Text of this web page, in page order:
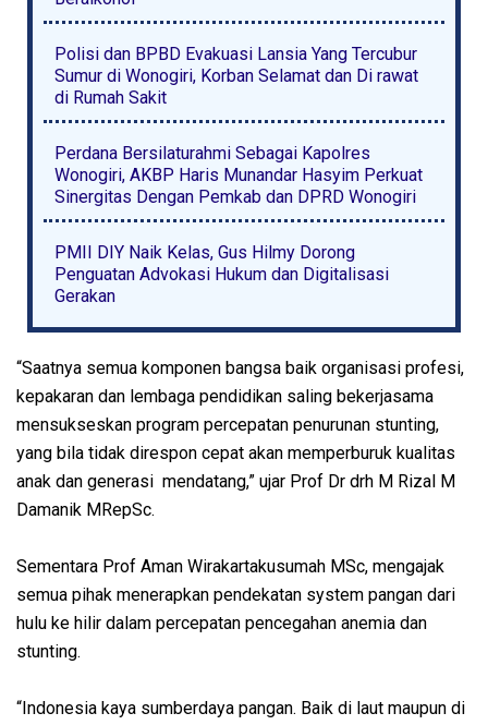
Polisi dan BPBD Evakuasi Lansia Yang Tercubur
Sumur di Wonogiri, Korban Selamat dan Di rawat
di Rumah Sakit
Perdana Bersilaturahmi Sebagai Kapolres
Wonogiri, AKBP Haris Munandar Hasyim Perkuat
Sinergitas Dengan Pemkab dan DPRD Wonogiri
PMII DIY Naik Kelas, Gus Hilmy Dorong
Penguatan Advokasi Hukum dan Digitalisasi
Gerakan
“Saatnya semua komponen bangsa baik organisasi profesi,
kepakaran dan lembaga pendidikan saling bekerjasama
mensukseskan program percepatan penurunan stunting,
yang bila tidak direspon cepat akan memperburuk kualitas
anak dan generasi mendatang,” ujar Prof Dr drh M Rizal M
Damanik MRepSc.
Sementara Prof Aman Wirakartakusumah MSc, mengajak
semua pihak menerapkan pendekatan system pangan dari
hulu ke hilir dalam percepatan pencegahan anemia dan
stunting.
“Indonesia kaya sumberdaya pangan. Baik di laut maupun di